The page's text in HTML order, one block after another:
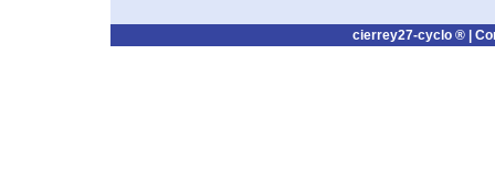
cierrey27-cyclo ® |